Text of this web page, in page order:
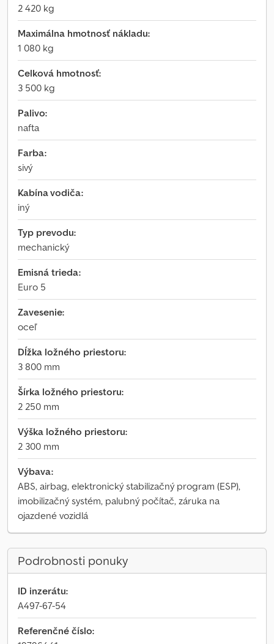
2 420 kg
Maximálna hmotnosť nákladu:
1 080 kg
Celková hmotnosť:
3 500 kg
Palivo:
nafta
Farba:
sivý
Kabína vodiča:
iný
Typ prevodu:
mechanický
Emisná trieda:
Euro 5
Zavesenie:
oceľ
Dĺžka ložného priestoru:
3 800 mm
Šírka ložného priestoru:
2 250 mm
Výška ložného priestoru:
2 300 mm
Výbava:
ABS, airbag, elektronický stabilizačný program (ESP),
imobilizačný systém, palubný počítač, záruka na
ojazdené vozidlá
Podrobnosti ponuky
ID inzerátu:
A497-67-54
Referenčné číslo: